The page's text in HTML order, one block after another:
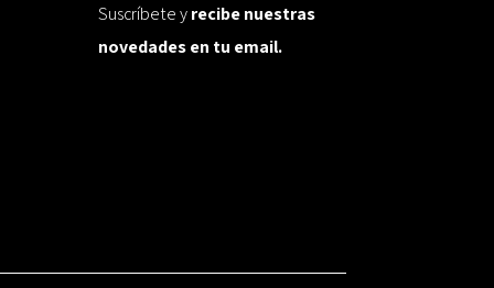
Suscríbete yrecibe nuestras
novedades en tu email.